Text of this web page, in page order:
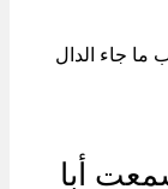
ما جاء الدال
أبا